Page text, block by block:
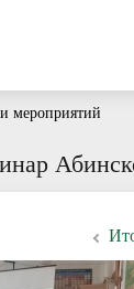
мероприятий